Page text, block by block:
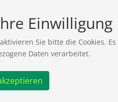
Einwilligung
Sie bitte die Cookies. Es
Daten verarbeitet.